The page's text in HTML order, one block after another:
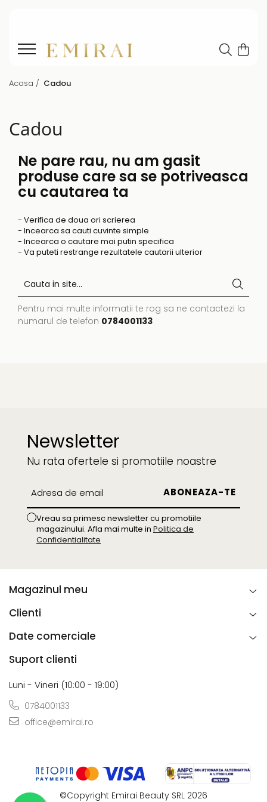
Acasa / Cadou
Cadou
Ne pare rau, nu am gasit
produse care sa se potriveasca
cu cautarea ta
- Verifica de doua ori scrierea
- Incearca sa cauti cuvinte simple
- Incearca o cautare mai putin specifica
- Va puteti restrange rezultatele cautarii ulterior
Pentru mai multe informatii te rog sa ne contactezi la
numarul de telefon 0784001133
Newsletter
Nu rata ofertele si promotiile noastre
Vreau sa primesc newsletter cu promotiile
magazinului. Afla mai multe in Politica de
Confidentialitate
Magazinul meu
Clienti
Date comerciale
Suport clienti
Luni - Vineri (10:00 - 19:00)
0784001133
office@emirai.ro
©Copyright Emirai Beauty SRL 2026